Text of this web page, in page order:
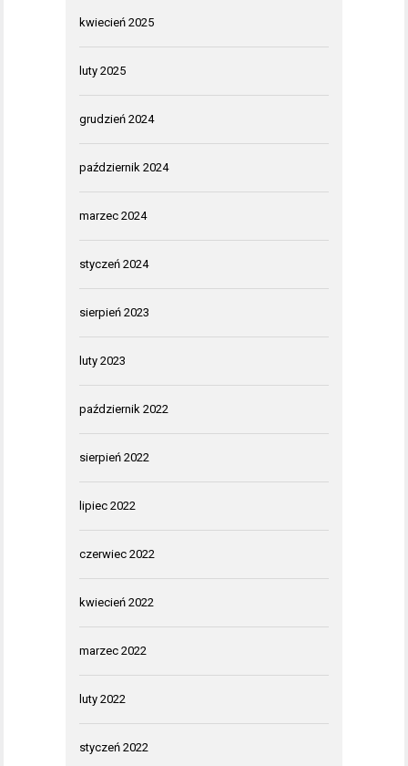
kwiecień 2025
luty 2025
grudzień 2024
październik 2024
marzec 2024
styczeń 2024
sierpień 2023
luty 2023
październik 2022
sierpień 2022
lipiec 2022
czerwiec 2022
kwiecień 2022
marzec 2022
luty 2022
styczeń 2022